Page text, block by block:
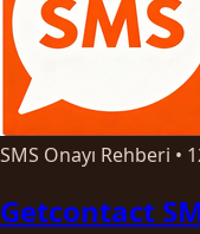
SMS Onayı Rehberi •
Getcontact